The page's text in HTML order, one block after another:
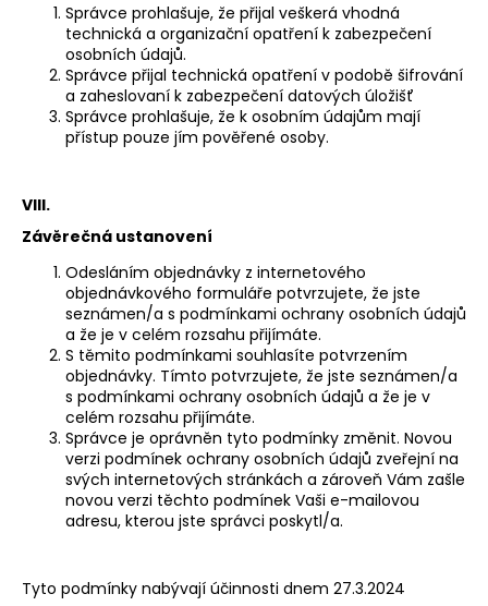
Správce prohlašuje, že přijal veškerá vhodná
technická a organizační opatření k zabezpečení
osobních údajů.
Správce přijal technická opatření v podobě šifrování
a zaheslovaní k zabezpečení datových úložišť
Správce prohlašuje, že k osobním údajům mají
přístup pouze jím pověřené osoby.
VIII.
Závěrečná ustanovení
Odesláním objednávky z internetového
objednávkového formuláře potvrzujete, že jste
seznámen/a s podmínkami ochrany osobních údajů
a že je v celém rozsahu přijímáte.
S těmito podmínkami souhlasíte potvrzením
objednávky. Tímto potvrzujete, že jste seznámen/a
s podmínkami ochrany osobních údajů a že je v
celém rozsahu přijímáte.
Správce je oprávněn tyto podmínky změnit. Novou
verzi podmínek ochrany osobních údajů zveřejní na
svých internetových stránkách a zároveň Vám zašle
novou verzi těchto podmínek Vaši e-mailovou
adresu, kterou jste správci poskytl/a.
Tyto podmínky nabývají účinnosti dnem 27.3.2024